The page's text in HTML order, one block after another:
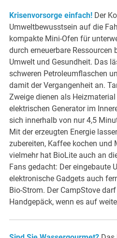
Krisenvorsorge einfach! Der
Umweltbewusstsein auf die
kompakte Mini-Ofen für
durch erneuerbare
Umwelt und Gesundheit. Das
schweren Petroleumflaschen
damit der Vergangenheit an.
Zweige dienen als
elektrischen Generator im
sich innerhalb von nur 4,5
Mit der erzeugten Energie
zubereiten, Kaffee kochen und
vielmehr hat BioLite auch an
Fans gedacht: Der eingebaute
elektronische Gadgets auch
Bio-Strom. Der CampStove
Handgepäck, wenn es auf